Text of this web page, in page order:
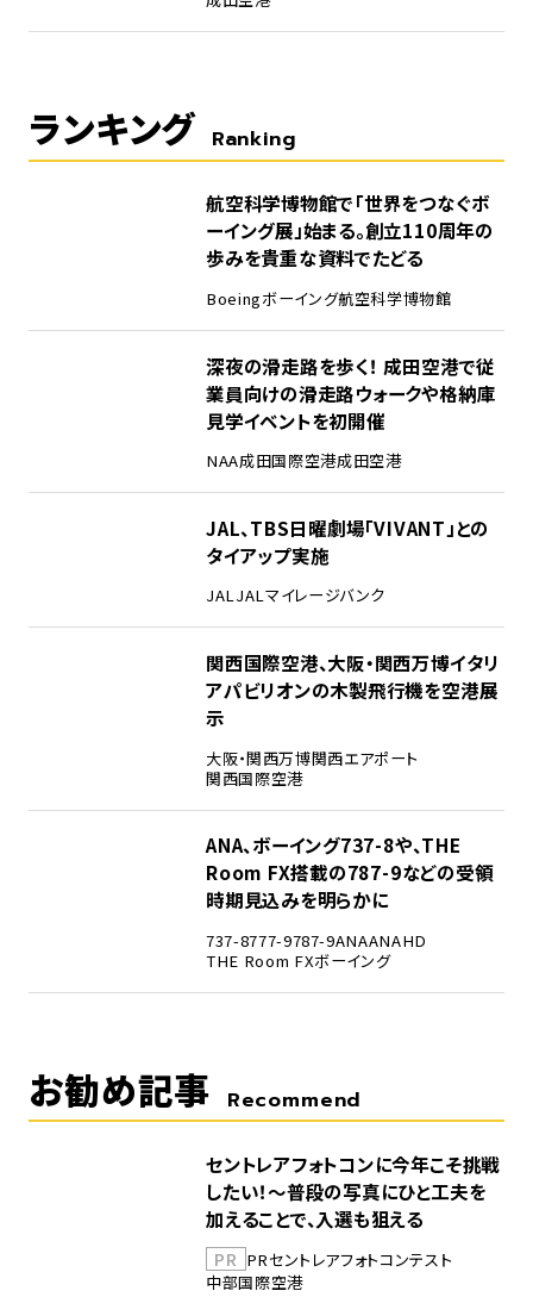
ランキング Ranking
航空科学博物館で「世界をつなぐボ
ーイング展」始まる。創立110周年の
歩みを貴重な資料でたどる
Boeingボーイング航空科学博物館
深夜の滑走路を歩く！ 成田空港で従
業員向けの滑走路ウォークや格納庫
見学イベントを初開催
NAA成田国際空港成田空港
JAL、TBS日曜劇場「VIVANT」との
タイアップ実施
JALJALマイレージバンク
関西国際空港、大阪・関西万博イタリ
アパビリオンの木製飛行機を空港展
示
大阪・関西万博関西エアポート
関西国際空港
ANA、ボーイング737-8や、THE
Room FX搭載の787-9などの受領
時期見込みを明らかに
737-8777-9787-9ANAANAHD
THE Room FXボーイング
お勧め記事 Recommend
セントレアフォトコンに今年こそ挑戦
したい！～普段の写真にひと工夫を
加えることで、入選も狙える
PR PRセントレアフォトコンテスト
中部国際空港